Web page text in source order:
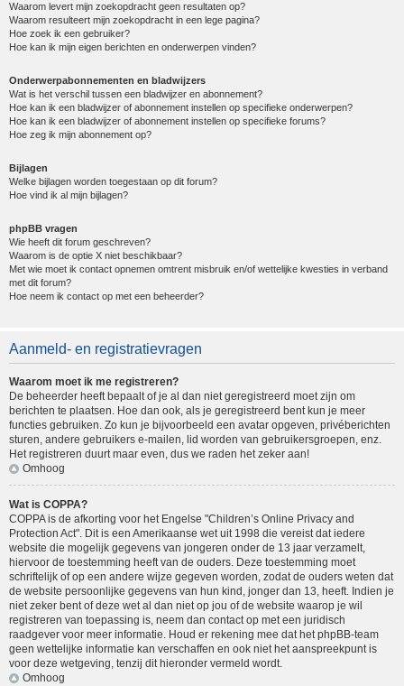
Waarom levert mijn zoekopdracht geen resultaten op?
Waarom resulteert mijn zoekopdracht in een lege pagina?
Hoe zoek ik een gebruiker?
Hoe kan ik mijn eigen berichten en onderwerpen vinden?
Onderwerpabonnementen en bladwijzers
Wat is het verschil tussen een bladwijzer en abonnement?
Hoe kan ik een bladwijzer of abonnement instellen op specifieke onderwerpen?
Hoe kan ik een bladwijzer of abonnement instellen op specifieke forums?
Hoe zeg ik mijn abonnement op?
Bijlagen
Welke bijlagen worden toegestaan op dit forum?
Hoe vind ik al mijn bijlagen?
phpBB vragen
Wie heeft dit forum geschreven?
Waarom is de optie X niet beschikbaar?
Met wie moet ik contact opnemen omtrent misbruik en/of wettelijke kwesties in verband
met dit forum?
Hoe neem ik contact op met een beheerder?
Aanmeld- en registratievragen
Waarom moet ik me registreren?
De beheerder heeft bepaalt of je al dan niet geregistreerd moet zijn om
berichten te plaatsen. Hoe dan ook, als je geregistreerd bent kun je meer
functies gebruiken. Zo kun je bijvoorbeeld een avatar opgeven, privéberichten
sturen, andere gebruikers e-mailen, lid worden van gebruikersgroepen, enz.
Het registreren duurt maar even, dus we raden het zeker aan!
Omhoog
Wat is COPPA?
COPPA is de afkorting voor het Engelse "Children’s Online Privacy and
Protection Act". Dit is een Amerikaanse wet uit 1998 die vereist dat iedere
website die mogelijk gegevens van jongeren onder de 13 jaar verzamelt,
hiervoor de toestemming heeft van de ouders. Deze toestemming moet
schriftelijk of op een andere wijze gegeven worden, zodat de ouders weten dat
de website persoonlijke gegevens van hun kind, jonger dan 13, heeft. Indien je
niet zeker bent of deze wet al dan niet op jou of de website waarop je wil
registreren van toepassing is, neem dan contact op met een juridisch
raadgever voor meer informatie. Houd er rekening mee dat het phpBB-team
geen wettelijke informatie kan verschaffen en ook niet het aanspreekpunt is
voor deze wetgeving, tenzij dit hieronder vermeld wordt.
Omhoog